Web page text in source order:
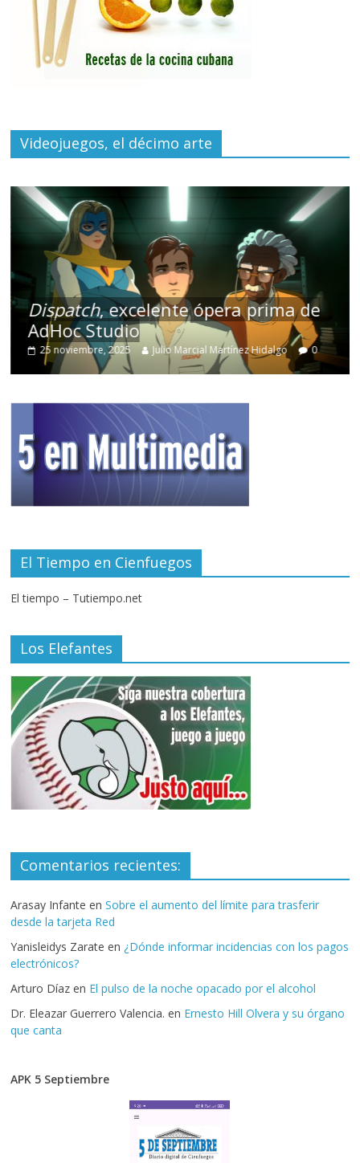
Videojuegos, el décimo arte
Dispatch, excelente ópera prima de
AdHoc Studio
25 noviembre, 2025 Julio Marcial Martínez Hidalgo 0
El Tiempo en Cienfuegos
El tiempo – Tutiempo.net
Los Elefantes
Comentarios recientes:
Arasay Infante enSobre el aumento del límite para trasferir
desde la tarjeta Red
Yanisleidys Zarate en ¿Dónde informar incidencias con los pagos
electrónicos?
Arturo Díaz en El pulso de la noche opacado por el alcohol
Dr. Eleazar Guerrero Valencia. en Ernesto Hill Olvera y su órgano
que canta
APK 5 Septiembre